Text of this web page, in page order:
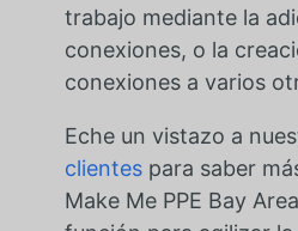
trabajo mediante la
conexiones, o la
conexiones a varios
Eche un vistazo a
clientespara saber
Make Me PPE Bay